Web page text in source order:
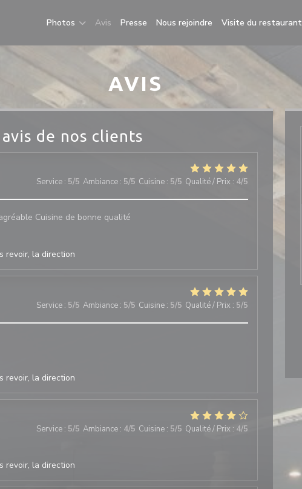
Photos Avis Presse Nous rejoindre Visite du restaurant
AVIS
avis de nos clients
Service : 5/5 Ambiance : 5/5 Cuisine : 5/5 Qualité / Prix : 4/5
Cuisine de bonne qualité
revoir, la direction
Service : 5/5 Ambiance : 5/5 Cuisine : 5/5 Qualité / Prix : 5/5
revoir, la direction
Service : 5/5 Ambiance : 4/5 Cuisine : 5/5 Qualité / Prix : 4/5
revoir, la direction